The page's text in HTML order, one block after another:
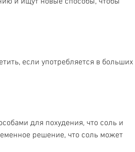
если употребляется в больших
для похудения, что соль и
решение, что соль может